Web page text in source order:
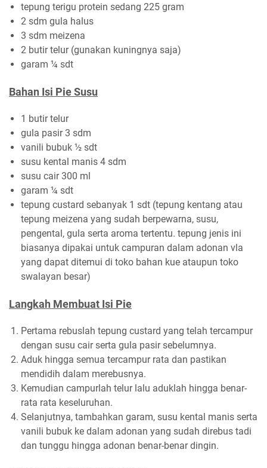
tepung terigu protein sedang 225 gram
2 sdm gula halus
3 sdm meizena
2 butir telur (gunakan kuningnya saja)
garam ¼ sdt
Bahan Isi Pie Susu
1 butir telur
gula pasir 3 sdm
vanili bubuk ½ sdt
susu kental manis 4 sdm
susu cair 300 ml
garam ¼ sdt
tepung custard sebanyak 1 sdt (tepung kentang atau
tepung meizena yang sudah berpewarna, susu,
pengental, gula serta aroma tertentu. tepung jenis ini
biasanya dipakai untuk campuran dalam adonan vla
yang dapat ditemui di toko bahan kue ataupun toko
swalayan besar)
Langkah Membuat Isi Pie
Pertama rebuslah tepung custard yang telah tercampur
dengan susu cair serta gula pasir sebelumnya.
Aduk hingga semua tercampur rata dan pastikan
mendidih dalam merebusnya.
Kemudian campurlah telur lalu aduklah hingga benar-
rata rata keseluruhan.
Selanjutnya, tambahkan garam, susu kental manis serta
vanili bubuk ke dalam adonan yang sudah direbus tadi
dan tunggu hingga adonan benar-benar dingin.